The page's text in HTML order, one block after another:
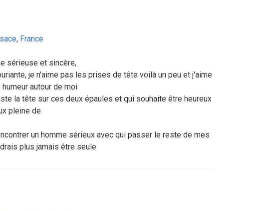
, France
sérieuse et sincère,
je n'aime pas les prises de tête voilà un peu et j'aime
autour de moi
la tête sur ces deux épaules et qui souhaite être heureux
pleine de
un homme sérieux avec qui passer le reste de mes
plus jamais être seule